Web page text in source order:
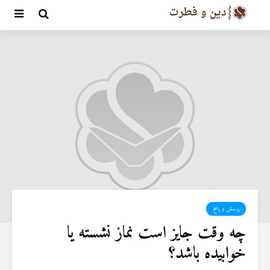
پرسش و پاسخ
چه وقت جایز است نماز نشسته یا
خوابیده باشد؟